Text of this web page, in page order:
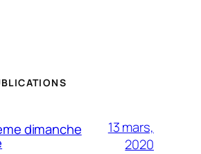
dimanche
13 mars,
2020